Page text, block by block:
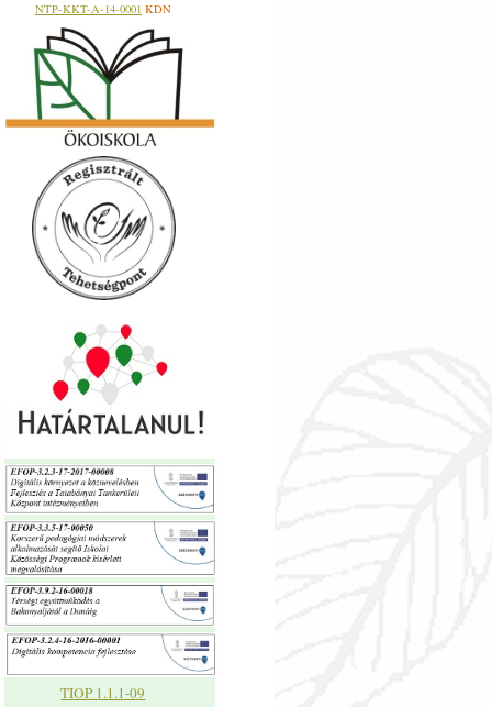
NTP-KKT-A-14-0001 KDN
TIOP 1.1.1-09